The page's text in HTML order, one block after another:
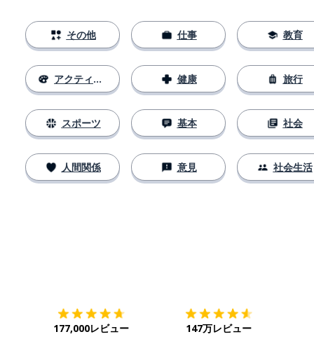
その他
アクティビティ
スポーツ
人間関係
仕事
健康
基本
意見
教育
旅行
社会
社会生活
177,000レビュー 147万レビュー